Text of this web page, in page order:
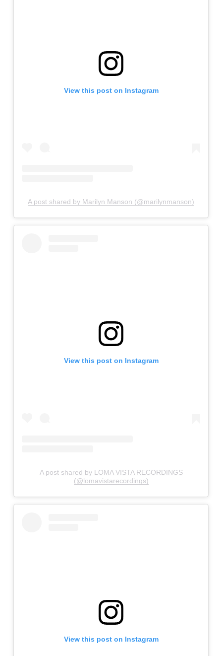
View this post on Instagram
A post shared by Marilyn Manson (@marilynmanson)
View this post on Instagram
A post shared by LOMA VISTA RECORDINGS
(@lomavistarecordings)
View this post on Instagram